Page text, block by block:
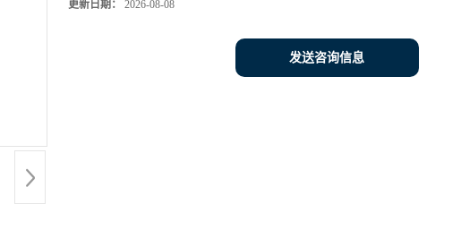
更新日期： 2026-08-08
发送咨询信息